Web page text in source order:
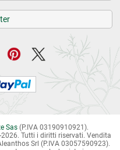
Sas(P.IVA 03190910921).
Tutti i diritti riservati. Vendita
Srl (P.IVA 03057590923).